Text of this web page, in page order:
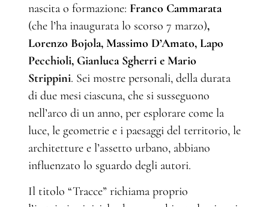
nascita o formazione: Franco Cammarata
(che l’ha inaugurata lo scorso 7 marzo),
Lorenzo Bojola, Massimo D’Amato, Lapo
Pecchioli, Gianluca Sgherri e Mario
Strippini. Sei mostre personali, della durata
di due mesi ciascuna, che si susseguono
nell’arco di un anno, per esplorare come la
luce, le geometrie e i paesaggi del territorio, le
architetture e l’assetto urbano, abbiano
influenzato lo sguardo degli autori.
Il titolo “Tracce” richiama proprio